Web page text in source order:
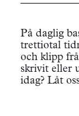
På daglig
trettiotal
och klipp
skrivit eller
idag? Låt